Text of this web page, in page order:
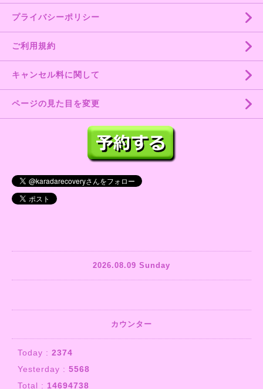
プライバシーポリシー
ご利用規約
キャンセル料に関して
ページの見た目を変更
2026.08.09 Sunday
カウンター
Today : 2374
Yesterday : 5568
Total : 14694738